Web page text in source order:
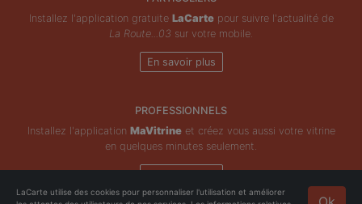
Installez l'application gratuite LaCartepour suivre l'actualité de
La Route...03 sur votre mobile.
En savoir plus
PROFESSIONNELS
Installez l'application MaVitrineet créez vous aussi votre vitrine
en quelques minutes seulement.
En savoir plus
LaCarte utilise des cookies pour personnaliser l'utilisation et améliorer